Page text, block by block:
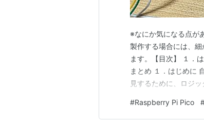
※なにか気になる点が
製作する場合には、
ます。【目次】 １．
まとめ １．はじめに
見するために、ロジ
いて書き留めておき
#Raspberry Pi Pico